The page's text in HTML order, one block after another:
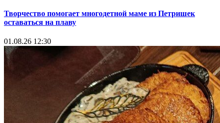
Творчество помогает многодетной маме из Петришек
оставаться на плаву
01.08.26 12:30